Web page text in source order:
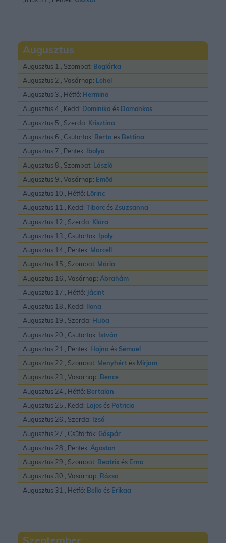
Augusztus
Augusztus 1., Szombat: Boglárka
Augusztus 2., Vasárnap: Lehel
Augusztus 3., Hétfő: Hermina
Augusztus 4., Kedd: Dominika és Domonkos
Augusztus 5., Szerda: Krisztina
Augusztus 6., Csütörtök: Berta és Bettina
Augusztus 7., Péntek: Ibolya
Augusztus 8., Szombat: László
Augusztus 9., Vasárnap: Emõd
Augusztus 10., Hétfő: Lõrinc
Augusztus 11., Kedd: Tiborc ésZsuzsanna
Augusztus 12., Szerda: Klára
Augusztus 13., Csütörtök: Ipoly
Augusztus 14., Péntek: Marcell
Augusztus 15., Szombat: Mária
Augusztus 16., Vasárnap: Ábrahám
Augusztus 17., Hétfő: Jácint
Augusztus 18., Kedd: Ilona
Augusztus 19., Szerda: Huba
Augusztus 20., Csütörtök: István
Augusztus 21., Péntek: Hajna és Sémuel
Augusztus 22., Szombat: Menyhért és Mirjam
Augusztus 23., Vasárnap: Bence
Augusztus 24., Hétfő: Bertalan
Augusztus 25., Kedd: Lajos és Patricia
Augusztus 26., Szerda: Izsó
Augusztus 27., Csütörtök: Gáspár
Augusztus 28., Péntek: Ágoston
Augusztus 29., Szombat: Beatrix és Erna
Augusztus 30., Vasárnap: Rózsa
Augusztus 31., Hétfő: Bella és Erikaa
Szeptember